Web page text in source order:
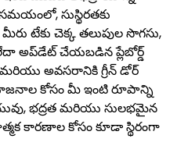
సుస్థిరతకు
టేకు చెక్క తలుపుల సొగసు,
అప్‌డేట్ చేయబడిన ప్లేబోర్డ్
మరియు అవసరానికి గ్రీన్ డోర్
కోసం మీ ఇంటి రూపాన్ని
భద్రత మరియు సులభమైన
కారణాల కోసం కూడా స్థిరంగా